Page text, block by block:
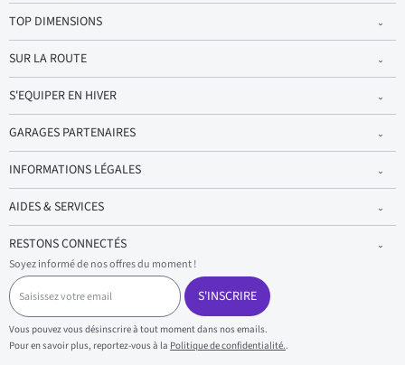
TOP DIMENSIONS
SUR LA ROUTE
S'EQUIPER EN HIVER
GARAGES PARTENAIRES
INFORMATIONS LÉGALES
AIDES & SERVICES
RESTONS CONNECTÉS
Soyez informé de nos offres du moment !
S
a
i
s
i
s
S'INSCRIRE
Vous pouvez vous désinscrire à tout moment dans nos emails.
Pour en savoir plus, reportez-vous à la Politique de confidentialité..